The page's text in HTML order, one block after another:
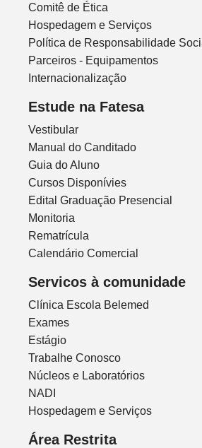
Comitê de Ética
Hospedagem e Serviços
Política de Responsabilidade
Parceiros - Equipamentos
Internacionalização
Estude na Fatesa
Vestibular
Manual do Canditado
Guia do Aluno
Cursos Disponívies
Edital Graduação Presencial
Monitoria
Rematrícula
Calendário Comercial
Servicos à comunidade
Clínica Escola Belemed
Exames
Estágio
Trabalhe Conosco
Núcleos e Laboratórios
NADI
Hospedagem e Serviços
Área Restrita